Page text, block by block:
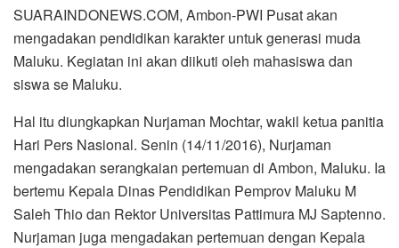
SUARAINDONEWS.COM, Ambon-PWI Pusat akan
mengadakan pendidikan karakter untuk generasi muda
Maluku. Kegiatan ini akan diikuti oleh mahasiswa dan
siswa se Maluku.
Hal itu diungkapkan Nurjaman Mochtar, wakil ketua panitia
Hari Pers Nasional. Senin (14/11/2016), Nurjaman
mengadakan serangkaian pertemuan di Ambon, Maluku. Ia
bertemu Kepala Dinas Pendidikan Pemprov Maluku M
Saleh Thio dan Rektor Universitas Pattimura MJ Saptenno.
Nurjaman juga mengadakan pertemuan dengan Kepala